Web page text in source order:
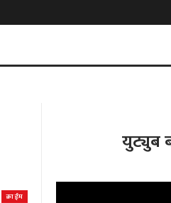
क्राईम
युट्युब